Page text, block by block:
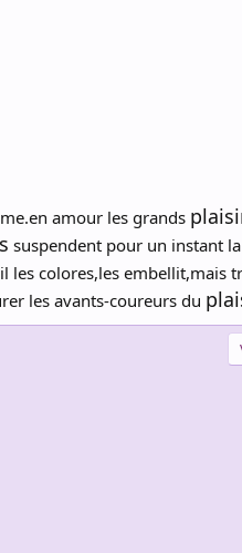
amour les grands
suspendent pour un instant
colores,les embellit,mais
les avants-coureurs du